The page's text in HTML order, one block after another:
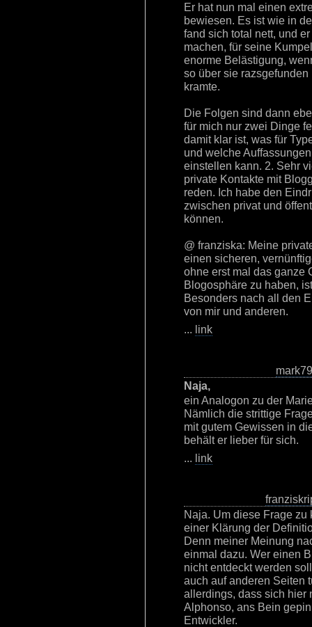
Er hat nun mal einen
bewiesen. Es ist wie in
fand sich total nett, und
machen, für seine
enorme Belästigung,
so über sie
kramte.
Die Folgen sind dann
für mich nur zwei Dinge
damit klar ist, was für
und welche
einstellen kann. 2. Sehr
private Kontakte mit
reden. Ich habe den
zwischen privat und
können.
@ franziska: Meine
einen sicheren,
ohne erst mal das ganze
Blogosphäre zu haben,
Besonders nach all den
von mir und anderen.
... link
Naja,
ein Analogon zu der
Nämlich die strittige
mit gutem Gewissen in
behält er lieber für sich.
... link
Naja. Um diese Frage zu
einer Klärung der
Denn meiner Meinung
einmal dazu. Wer einen
nicht entdeckt werden
auch auf anderen Seiten
allerdings, dass sich hier
Alphonso, ans Bein
Entwickler.